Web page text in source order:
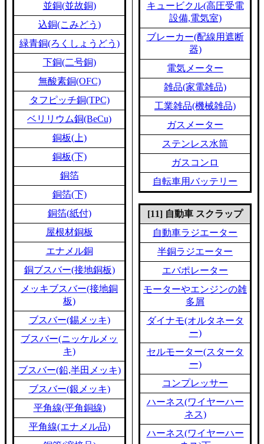
並銅(並故銅)
込銅(こみどう)
緑青銅(ろくしょうどう)
下銅(二号銅)
無酸素銅(OFC)
タフピッチ銅(TPC)
ベリリウム銅(BeCu)
銅板(上)
銅板(下)
銅箔
銅箔(下)
銅箔(紙付)
屋根材銅板
エナメル銅
銅ブスバー(接地銅板)
メッキブスバー(接地銅
板)
ブスバー(錫メッキ)
ブスバー(ニッケルメッ
キ)
ブスバー(鉛,半田メッキ)
ブスバー(銀メッキ)
平角線(平角銅線)
平角線(エナメル品)
キュービクル(高圧受電
設備,電気室)
ブレーカー(配線用遮断
器)
電気メーター
雑品(家電雑品)
工業雑品(機械雑品)
ガスメーター
ステンレス水筒
ガスコンロ
自転車用バッテリー
[11] 自動車 スクラップ
自動車ラジエーター
半銅ラジエーター
エバポレーター
モーターやエンジンの雑
多屑
ダイナモ(オルタネータ
ー)
セルモーター(スタータ
ー)
コンプレッサー
ハーネス(ワイヤーハー
ネス)
ハーネス(ワイヤーハー